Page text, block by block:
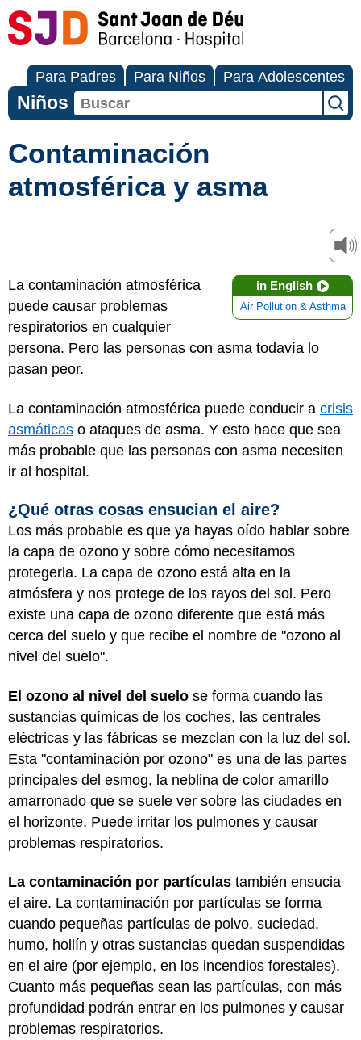
Para Padres Para Niños Para Adolescentes
Niños
Contaminación
atmosférica y asma
in English
Air Pollution & Asthma
La contaminación atmosférica
puede causar problemas
respiratorios en cualquier
persona. Pero las personas con asma todavía lo
pasan peor.
La contaminación atmosférica puede conducir a crisis
asmáticas o ataques de asma. Y esto hace que sea
más probable que las personas con asma necesiten
ir al hospital.
¿Qué otras cosas ensucian el aire?
Los más probable es que ya hayas oído hablar sobre
la capa de ozono y sobre cómo necesitamos
protegerla. La capa de ozono está alta en la
atmósfera y nos protege de los rayos del sol. Pero
existe una capa de ozono diferente que está más
cerca del suelo y que recibe el nombre de "ozono al
nivel del suelo".
El ozono al nivel del suelo se forma cuando las
sustancias químicas de los coches, las centrales
eléctricas y las fábricas se mezclan con la luz del sol.
Esta "contaminación por ozono" es una de las partes
principales del esmog, la neblina de color amarillo
amarronado que se suele ver sobre las ciudades en
el horizonte. Puede irritar los pulmones y causar
problemas respiratorios.
La contaminación por partículas también ensucia
el aire. La contaminación por partículas se forma
cuando pequeñas partículas de polvo, suciedad,
humo, hollín y otras sustancias quedan suspendidas
en el aire (por ejemplo, en los incendios forestales).
Cuanto más pequeñas sean las partículas, con más
profundidad podrán entrar en los pulmones y causar
problemas respiratorios.